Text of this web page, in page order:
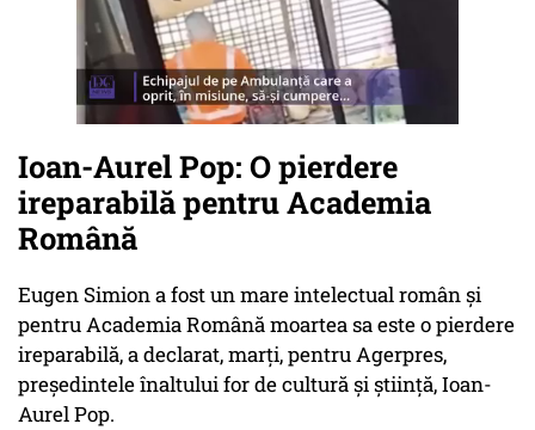
Ioan-Aurel Pop: O pierdere
ireparabilă pentru Academia
Română
Eugen Simion a fost un mare intelectual român şi
pentru Academia Română moartea sa este o pierdere
ireparabilă, a declarat, marţi, pentru Agerpres,
preşedintele înaltului for de cultură şi ştiinţă, Ioan-
Aurel Pop.